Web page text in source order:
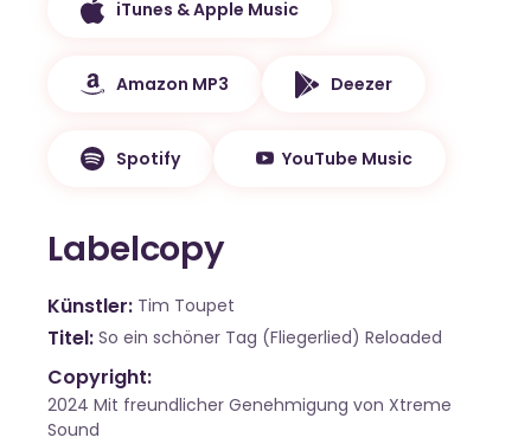
iTunes & Apple Music
Amazon MP3 Deezer
Spotify YouTube Music
Labelcopy
Künstler Tim Toupet
Titel So ein schöner Tag (Fliegerlied) Reloaded
Copyright:
2024 Mit freundlicher Genehmigung von Xtreme
Sound